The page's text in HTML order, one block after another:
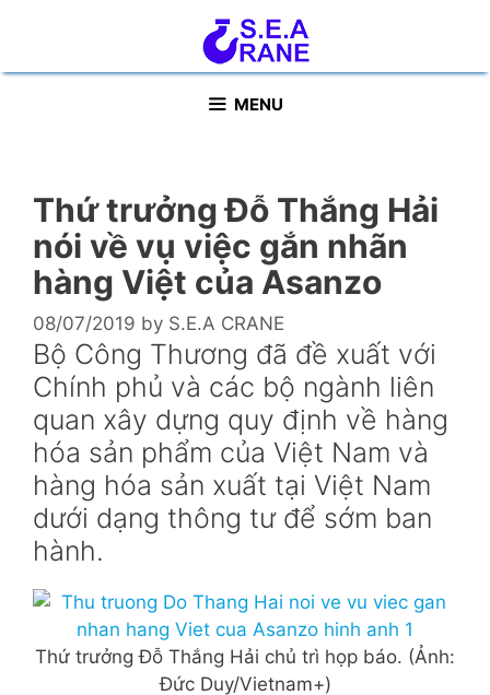
content
MENU
Thứ trưởng Đỗ Thắng Hải
nói về vụ việc gắn nhãn
hàng Việt của Asanzo
08/07/2019 by S.E.A CRANE
Bộ Công Thương đã đề xuất với
Chính phủ và các bộ ngành liên
quan xây dựng quy định về hàng
hóa sản phẩm của Việt Nam và
hàng hóa sản xuất tại Việt Nam
dưới dạng thông tư để sớm ban
hành.
Thứ trưởng Đỗ Thắng Hải chủ trì họp báo. (Ảnh:
Đức Duy/Vietnam+)